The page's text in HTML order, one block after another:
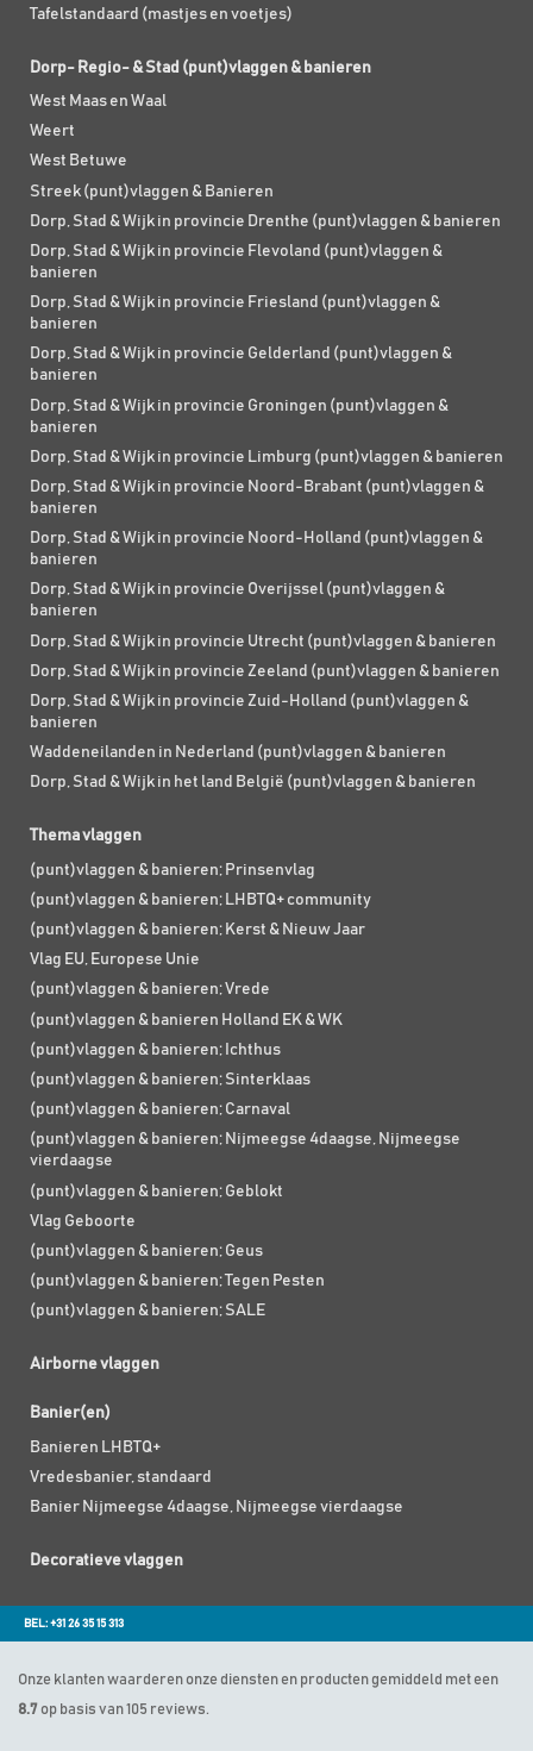
Tafelstandaard (mastjes en voetjes)
Dorp- Regio- & Stad (punt)vlaggen & banieren
West Maas en Waal
Weert
West Betuwe
Streek (punt)vlaggen & Banieren
Dorp, Stad & Wijk in provincie Drenthe (punt)vlaggen & banieren
Dorp, Stad & Wijk in provincie Flevoland (punt)vlaggen &
banieren
Dorp, Stad & Wijk in provincie Friesland (punt)vlaggen &
banieren
Dorp, Stad & Wijk in provincie Gelderland (punt)vlaggen &
banieren
Dorp, Stad & Wijk in provincie Groningen (punt)vlaggen &
banieren
Dorp, Stad & Wijk in provincie Limburg (punt)vlaggen & banieren
Dorp, Stad & Wijk in provincie Noord-Brabant (punt)vlaggen &
banieren
Dorp, Stad & Wijk in provincie Noord-Holland (punt)vlaggen &
banieren
Dorp, Stad & Wijk in provincie Overijssel (punt)vlaggen &
banieren
Dorp, Stad & Wijk in provincie Utrecht (punt)vlaggen & banieren
Dorp, Stad & Wijk in provincie Zeeland (punt)vlaggen & banieren
Dorp, Stad & Wijk in provincie Zuid-Holland (punt)vlaggen &
banieren
Waddeneilanden in Nederland (punt)vlaggen & banieren
Dorp, Stad & Wijk in het land België (punt)vlaggen & banieren
Thema vlaggen
(punt)vlaggen & banieren; Prinsenvlag
(punt)vlaggen & banieren; LHBTQ+ community
(punt)vlaggen & banieren; Kerst & Nieuw Jaar
Vlag EU, Europese Unie
(punt)vlaggen & banieren; Vrede
(punt)vlaggen & banieren Holland EK & WK
(punt)vlaggen & banieren; Ichthus
(punt)vlaggen & banieren; Sinterklaas
(punt)vlaggen & banieren; Carnaval
(punt)vlaggen & banieren; Nijmeegse 4daagse, Nijmeegse
vierdaagse
(punt)vlaggen & banieren; Geblokt
Vlag Geboorte
(punt)vlaggen & banieren; Geus
(punt)vlaggen & banieren; Tegen Pesten
(punt)vlaggen & banieren; SALE
Airborne vlaggen
Banier(en)
Banieren LHBTQ+
Vredesbanier, standaard
Banier Nijmeegse 4daagse, Nijmeegse vierdaagse
Decoratieve vlaggen
BEL: +31 26 35 15 313
Onze klanten waarderen onze diensten en producten gemiddeld met een
8.7 op basis van 105 reviews.